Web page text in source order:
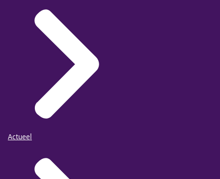
Actueel